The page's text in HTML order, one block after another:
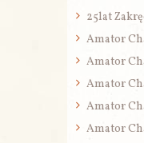
25lat
Amator
Amator
Amator
Amator
Amator